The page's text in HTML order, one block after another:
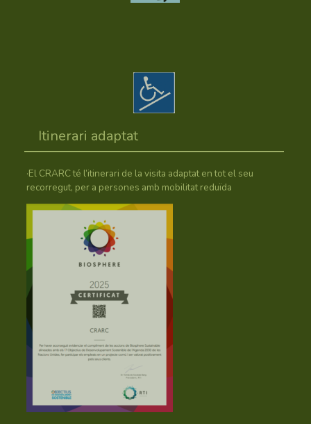
Itinerari adaptat
·El CRARC té l’itinerari de la visita adaptat en tot el seu
recorregut, per a persones amb mobilitat reduïda